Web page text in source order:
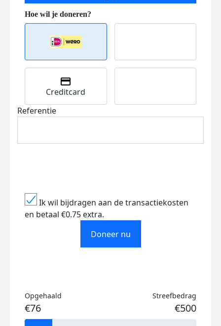
Creditcard
Referentie
Ik wil bijdragen aan de transactiekosten
en betaal €0.75 extra.
Doneer nu
Opgehaald
€76
Streefbedrag
€500